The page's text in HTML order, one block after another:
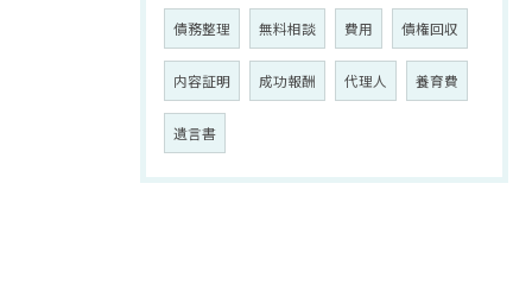
債務整理 無料相談 費用 債権回収
内容証明 成功報酬 代理人 養育費
遺言書